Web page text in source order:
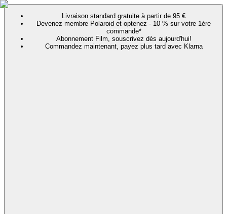
Livraison standard gratuite à partir de 95 €
Devenez membre Polaroid et optenez - 10 % sur votre 1ère
commande*
Abonnement Film, souscrivez dès aujourd'hui!
Commandez maintenant, payez plus tard avec Klarna